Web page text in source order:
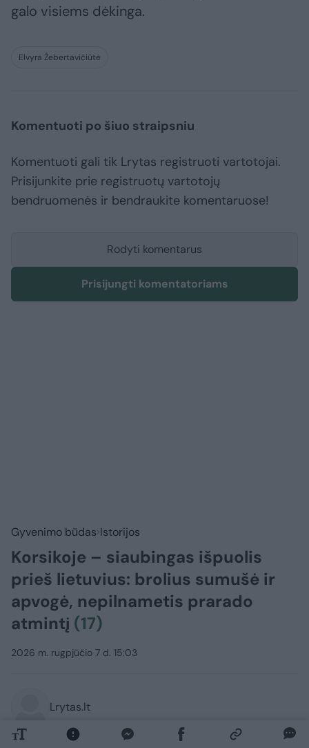
galo visiems dėkinga.
Elvyra Žebertavičiūtė
Komentuoti po šiuo straipsniu
Komentuoti gali tik Lrytas registruoti vartotojai.
Prisijunkite prie registruotų vartotojų
bendruomenės ir bendraukite komentaruose!
Rodyti komentarus
Prisijungti komentatoriams
Gyvenimo būdas Istorijos
Korsikoje – siaubingas išpuolis
prieš lietuvius: brolius sumušė ir
apvogė, nepilnametis prarado
atmintį (17)
2026 m. rugpjūčio 7 d. 15:03
Lrytas.lt